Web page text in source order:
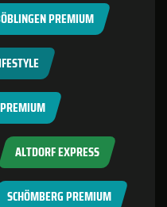
PREMIUM
ALTDORF EXPRESS
SCHÖMBERG PREMIUM